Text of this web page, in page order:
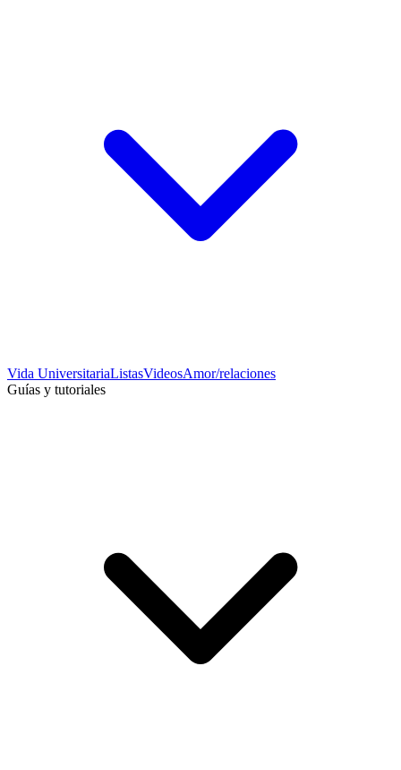
Vida UniversitariaListasVideosAmor/relaciones
Guías y tutoriales